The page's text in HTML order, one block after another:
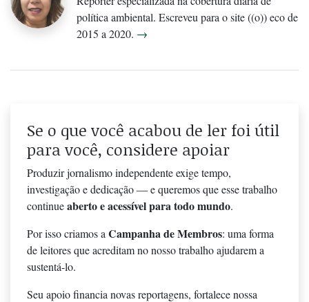
política ambiental. Escreveu para o site ((o)) eco de
2015 a 2020. →
Se o que você acabou de ler foi útil
para você, considere apoiar
Produzir jornalismo independente exige tempo,
investigação e dedicação — e queremos que esse trabalho
continueaberto e acessível para todo mundo.
Por isso criamos a Campanha de Membros: uma forma
de leitores que acreditam no nosso trabalho ajudarem a
sustentá-lo.
Seu apoio financia novas reportagens, fortalece nossa